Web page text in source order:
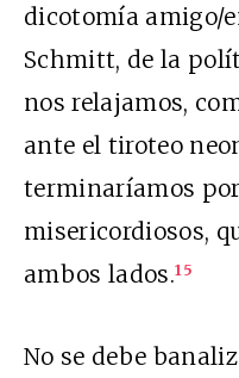
dicotomía amigo/
Schmitt, de la
nos relajamos,
ante el tiroteo
terminaríamos
misericordiosos,
ambos lados.15
No se debe